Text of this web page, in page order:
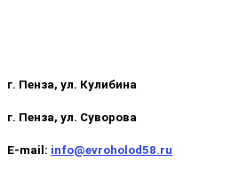
г. Пенза, ул. Кулибина
г. Пенза, ул. Суворова
E-mail: info@evroholod58.ru